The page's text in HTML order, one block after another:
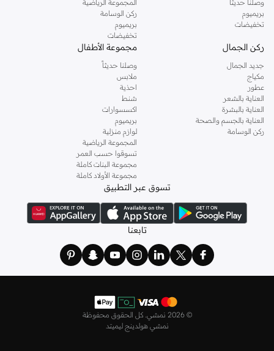
وصلنا حديثاً
بريميوم
تخفيضات
المجموعة الرياضية
ركن الوسامة
بريميوم
تخفيضات
ركن الجمال
جديد الجمال
مكياج
عطور
العناية بالشعر
العناية بالبشرة
العناية بالجسم والصحة
ركن الوسامة
مجموعة الأطفال
وصلنا حديثاً
ملابس
احذية
شنط
اكسسوارات
بريميوم
لوازم منزلية
المجموعة الرياضية
تسوقوا حسب العمر
مجموعة البنات كاملة
مجموعة الأولاد كاملة
تسوق عبر التطبيق
تابعنا
© 2026 نمشي. كل الحقوق محفوظة
نمشي هولدينج ليميتد